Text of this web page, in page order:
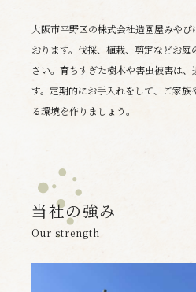
会社概
大阪市平野区の株式会社造園屋みや
おります。 伐採、植栽、剪定などお庭
さい。 育ちすぎた樹木や害虫被害は
す。 定期的にお手入れをして、ご家
る環境を作りましょう。
当社の強み
Our strength